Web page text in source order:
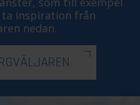
inspiration från
nedan.